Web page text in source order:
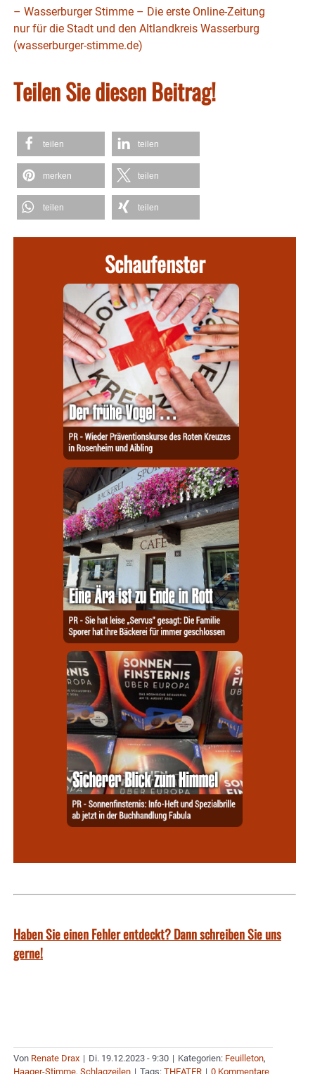
– Wasserburger Stimme – Die erste Online-Zeitung
nur für die Stadt und den Altlandkreis Wasserburg
(wasserburger-stimme.de)
Teilen Sie diesen Beitrag!
teilen teilen
merken teilen
teilen teilen
Schaufenster
Haben Sie einen Fehler entdeckt? Dann schreiben Sie uns
gerne!
Von Renate Drax | Di. 19.12.2023 - 9:30 | Kategorien: Feuilleton,
Haager-Stimme, Schlagzeilen | Tags: THEATER | 0 Kommentare